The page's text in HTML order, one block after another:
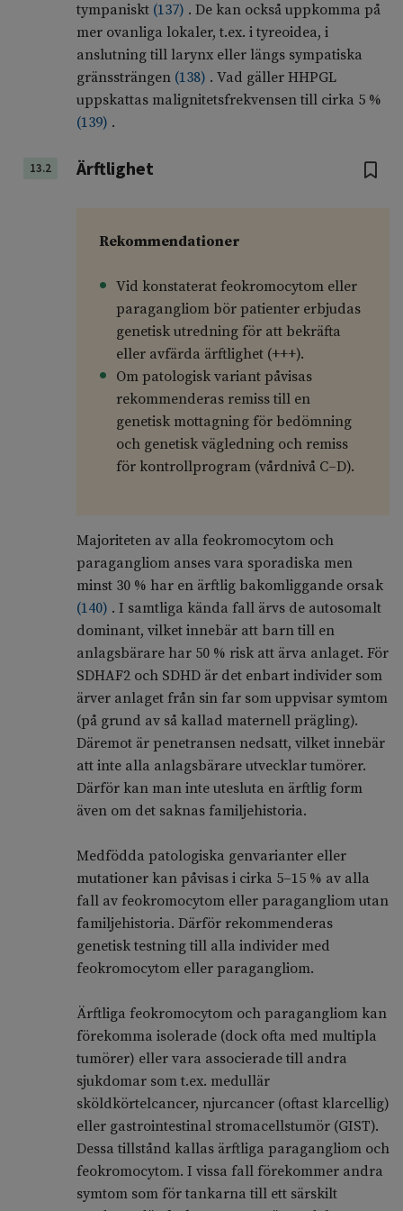
tympaniskt (137) . De kan också uppkomma på
mer ovanliga lokaler, t.ex. i tyreoidea, i
anslutning till larynx eller längs sympatiska
gränssträngen (138) . Vad gäller HHPGL
uppskattas malignitetsfrekvensen till cirka 5 %
(139) .
13.2 Ärftlighet
Rekommendationer
Vid konstaterat feokromocytom eller
paragangliom bör patienter erbjudas
genetisk utredning för att bekräfta
eller avfärda ärftlighet (+++).
Om patologisk variant påvisas
rekommenderas remiss till en
genetisk mottagning för bedömning
och genetisk vägledning och remiss
för kontrollprogram (vårdnivå C–D).
Majoriteten av alla feokromocytom och
paragangliom anses vara sporadiska men
minst 30 % har en ärftlig bakomliggande orsak
(140) . I samtliga kända fall ärvs de autosomalt
dominant, vilket innebär att barn till en
anlagsbärare har 50 % risk att ärva anlaget. För
SDHAF2 och SDHD är det enbart individer som
ärver anlaget från sin far som uppvisar symtom
(på grund av så kallad maternell prägling).
Däremot är penetransen nedsatt, vilket innebär
att inte alla anlagsbärare utvecklar tumörer.
Därför kan man inte utesluta en ärftlig form
även om det saknas familjehistoria.
Medfödda patologiska genvarianter eller
mutationer kan påvisas i cirka 5–15 % av alla
fall av feokromocytom eller paragangliom utan
familjehistoria. Därför rekommenderas
genetisk testning till alla individer med
feokromocytom eller paragangliom.
Ärftliga feokromocytom och paragangliom kan
förekomma isolerade (dock ofta med multipla
tumörer) eller vara associerade till andra
sjukdomar som t.ex. medullär
sköldkörtelcancer, njurcancer (oftast klarcellig)
eller gastrointestinal stromacellstumör (GIST).
Dessa tillstånd kallas ärftliga paragangliom och
feokromocytom. I vissa fall förekommer andra
symtom som för tankarna till ett särskilt